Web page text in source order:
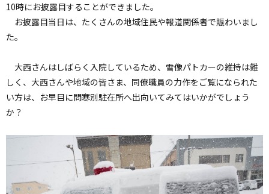
10時にお披露目することができました。
お披露目当日は、たくさんの地域住民や報道関係者で賑わいまし
た。
大西さんはしばらく入院しているため、雪像パトカーの維持は難
しく、大西さんや地域の皆さま、同僚職員の力作をご覧になられた
い方は、お早目に問寒別駐在所へ出向いてみてはいかがでしょう
か？